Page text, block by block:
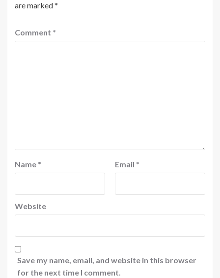
are marked*
Comment *
Name * Email *
Website
Save my name, email, and website in this browser
for the next time I comment.